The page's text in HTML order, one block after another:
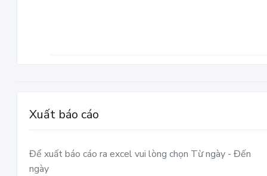
Xuất báo cáo
Để xuất báo cáo ra excel vui lòng chọn Từ ngày - Đến
ngày